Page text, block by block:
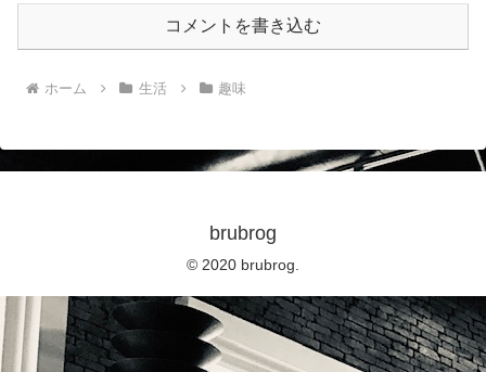
コメントを書き込む
ホーム 生活 趣味
brubrog
© 2020 brubrog.